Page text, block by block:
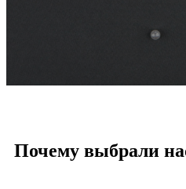
Почему выбрали